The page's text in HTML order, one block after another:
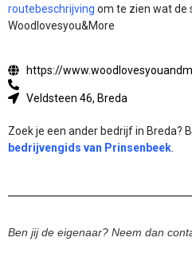
routebeschrijving om te zien wat de
Woodlovesyou&More
https://
Veldsteen 46, Breda
Zoek je een ander bedrijf in Breda?
bedrijvengids van Prinsenbeek
Ben jij de eigenaar? Neem dan